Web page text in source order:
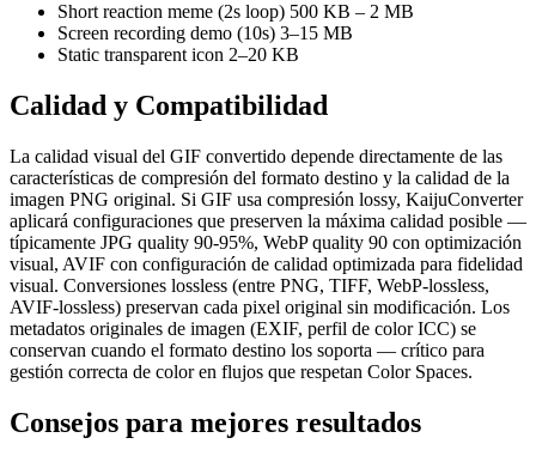
Short reaction meme (2s loop) 500 KB – 2 MB
Screen recording demo (10s) 3–15 MB
Static transparent icon 2–20 KB
Calidad y Compatibilidad
La calidad visual del GIF convertido depende directamente de las
características de compresión del formato destino y la calidad de la
imagen PNG original. Si GIF usa compresión lossy, KaijuConverter
aplicará configuraciones que preserven la máxima calidad posible —
típicamente JPG quality 90-95%, WebP quality 90 con optimización
visual, AVIF con configuración de calidad optimizada para fidelidad
visual. Conversiones lossless (entre PNG, TIFF, WebP-lossless,
AVIF-lossless) preservan cada pixel original sin modificación. Los
metadatos originales de imagen (EXIF, perfil de color ICC) se
conservan cuando el formato destino los soporta — crítico para
gestión correcta de color en flujos que respetan Color Spaces.
Consejos para mejores resultados